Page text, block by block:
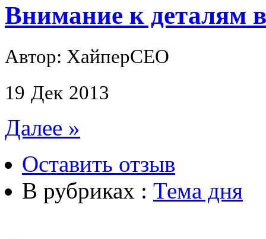
Внимание к деталям
Автор: ХайперСЕО
19 Дек 2013
Далее »
Оставить отзыв
В рубриках : Тема дня